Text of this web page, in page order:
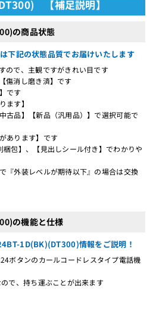
【補足説明】
の商品状態
下記の状態品質でお届けいたします
で、主観ですがきれい目です
傷消し磨き済】です
です
す】
品】【新品（汎用品）】で選択可能で
あります】です
包】、【見出しシール付き】でわかりや
外装レベルが期待以下』の場合は交換
の機能と仕様
1D(BK)(DT300)情報をご説明！
ボタンのカールコードレスタイプ電話機
で、持ち運ぶことが出来ます